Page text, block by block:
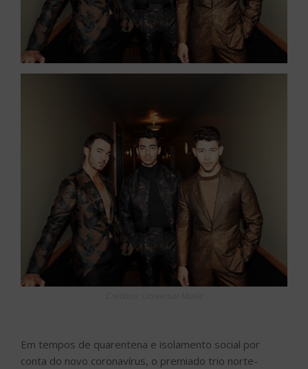
Em tempos de quarentena e isolamento social por
conta do novo coronavírus, o premiado trio norte-